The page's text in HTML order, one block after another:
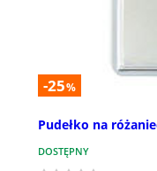
-25%
Pudełko na
DOSTĘPNY